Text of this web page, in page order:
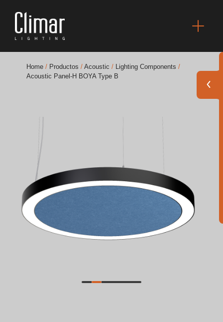
Hospitality [EN]
Hospitality [PT]
General [EN/FR]
General [PT/ES]
Home / Productos / Acoustic / Lighting Components /
Acoustic Panel-H BOYA Type B